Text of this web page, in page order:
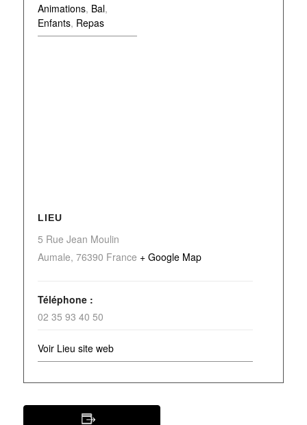
Animations, Bal,
Enfants, Repas
LIEU
5 Rue Jean Moulin
Aumale, 76390 France + Google Map
Téléphone :
02 35 93 40 50
Voir Lieu site web